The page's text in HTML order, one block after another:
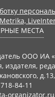
МЕСТА
ООО ИА
издателя,
84-11
organizator.ru